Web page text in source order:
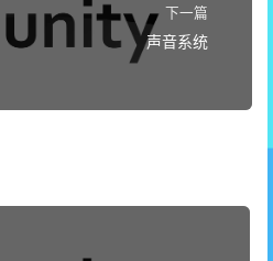
下一篇
声音系统